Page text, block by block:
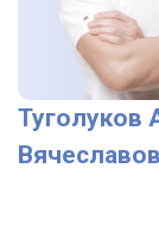
Туголуков